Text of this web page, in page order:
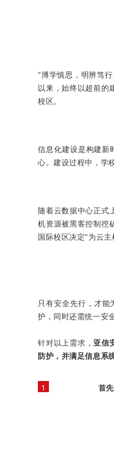
“博学慎思，明辨笃
以来，始终以超前的
校区。
信息化建设是构建新
心。建设过程中，学
随着云数据中心正式
机资源被黑客控制挖
国际校区决定“为云主
只有安全先行，才
护，同时还需统一安
针对以上需求，亚信
防护，并满足信息系
1 首先